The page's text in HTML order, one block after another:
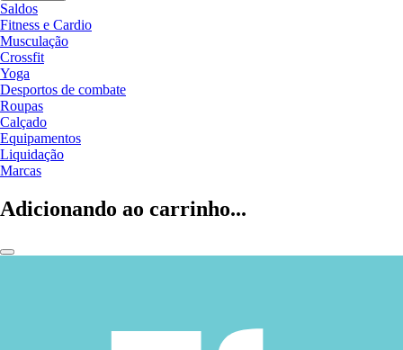
Saldos
Fitness e Cardio
Musculação
Crossfit
Yoga
Desportos de combate
Roupas
Calçado
Equipamentos
Liquidação
Marcas
Adicionando ao carrinho...